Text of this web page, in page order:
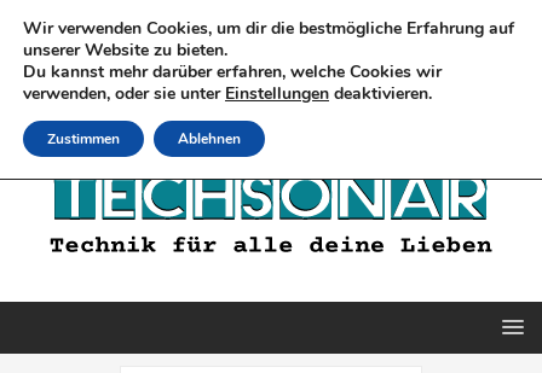
Wir verwenden Cookies, um dir die bestmögliche Erfahrung auf
unserer Website zu bieten.
Du kannst mehr darüber erfahren, welche Cookies wir
verwenden, oder sie unter Einstellungen deaktivieren.
Zustimmen Ablehnen